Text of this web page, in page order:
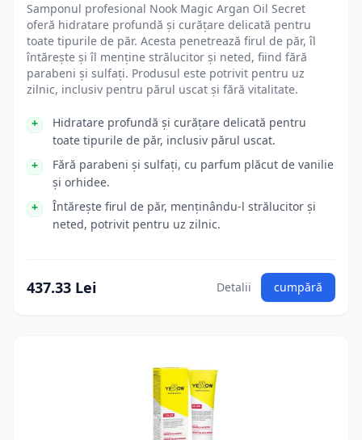
Samponul profesional Nook Magic Argan Oil Secret
oferă hidratare profundă și curățare delicată pentru
toate tipurile de păr. Acesta penetrează firul de păr, îl
întărește și îl menține strălucitor și neted, fiind fără
parabeni și sulfați. Produsul este potrivit pentru uz
zilnic, inclusiv pentru părul uscat și fără vitalitate.
Hidratare profundă și curățare delicată pentru
toate tipurile de păr, inclusiv părul uscat.
Fără parabeni și sulfați, cu parfum plăcut de vanilie
și orhidee.
Întărește firul de păr, menținându-l strălucitor și
neted, potrivit pentru uz zilnic.
437.33 Lei Detalii cumpără